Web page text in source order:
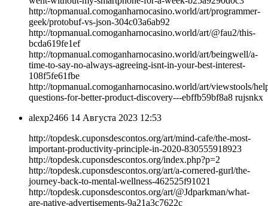
http://topmanual.comoganharnocasino.world/art/programmer-
geek/protobuf-vs-json-304c03a6ab92
http://topmanual.comoganharnocasino.world/art/@fau2/this-
bcda619fe1ef
http://topmanual.comoganharnocasino.world/art/beingwell/a-
time-to-say-no-always-agreeing-isnt-in-your-best-interest-
108f5fe61fbe
http://topmanual.comoganharnocasino.world/art/viewstools/
questions-for-better-product-discovery-️-️-ebffb59bf8a8 rujsnkx
alexp2466 14 Августа 2023 12:53
http://topdesk.cuponsdescontos.org/art/mind-cafe/the-most-
important-productivity-principle-in-2020-830555918923
http://topdesk.cuponsdescontos.org/index.php?p=2
http://topdesk.cuponsdescontos.org/art/a-cornered-gurl/the-
journey-back-to-mental-wellness-462525f91021
http://topdesk.cuponsdescontos.org/art/@Jdparkman/what-
are-native-advertisements-9a21a3c7622c